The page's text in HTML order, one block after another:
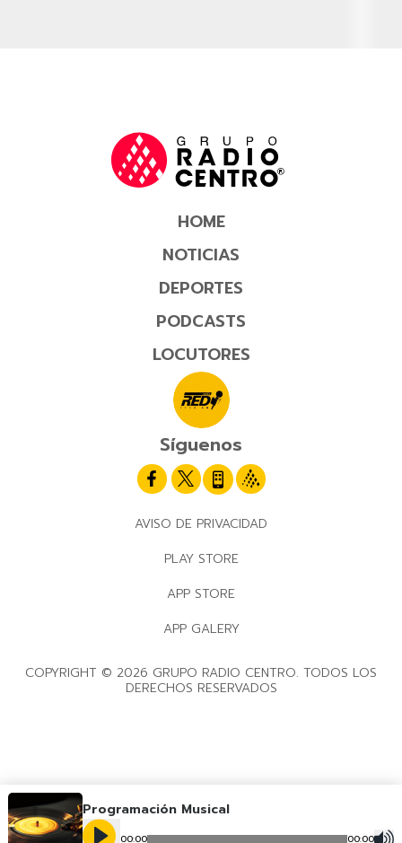
HOME
NOTICIAS
DEPORTES
PODCASTS
LOCUTORES
Síguenos
AVISO DE PRIVACIDAD
PLAY STORE
APP STORE
APP GALERY
COPYRIGHT © 2026 GRUPO RADIO CENTRO. TODOS LOS
DERECHOS RESERVADOS
Programación Musical
00:00 00:00